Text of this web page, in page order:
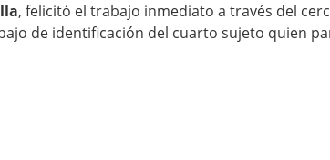
, felicitó el trabajo inmediato a través del
de identificación del cuarto sujeto quien